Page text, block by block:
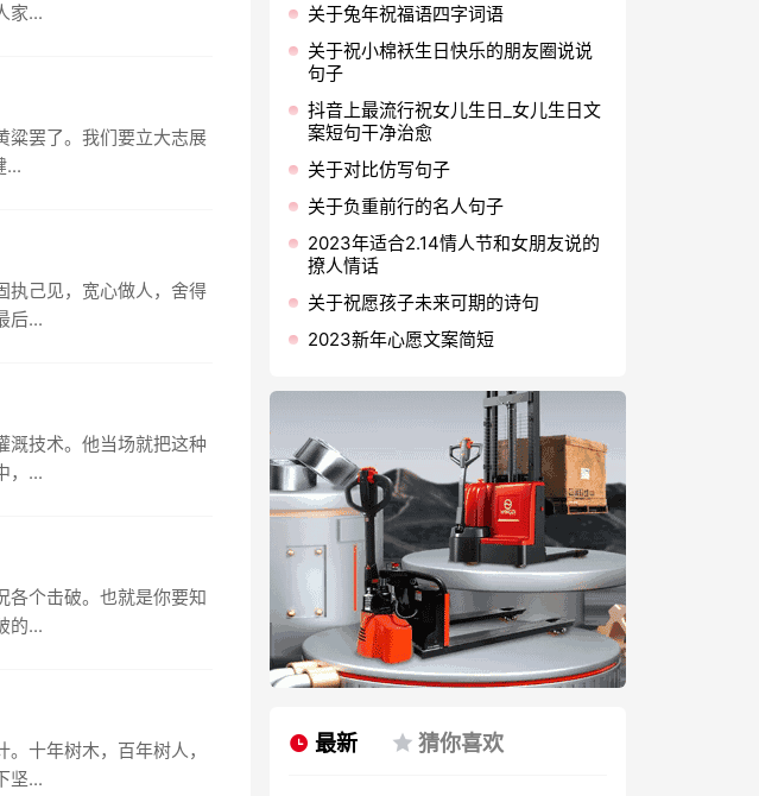
家...
粱罢了。我们要立大志展
...
执己见，宽心做人，舍得
后...
溉技术。他当场就把这种
，...
各个击破。也就是你要知
的...
十年树木，百年树人，
坚...
关于兔年祝福语四字词语
关于祝小棉袄生日快乐的朋友圈说说
句子
抖音上最流行祝女儿生日_女儿生日文
案短句干净治愈
关于对比仿写句子
关于负重前行的名人句子
2023年适合2.14情人节和女朋友说的
撩人情话
关于祝愿孩子未来可期的诗句
2023新年心愿文案简短
最新 猜你喜欢